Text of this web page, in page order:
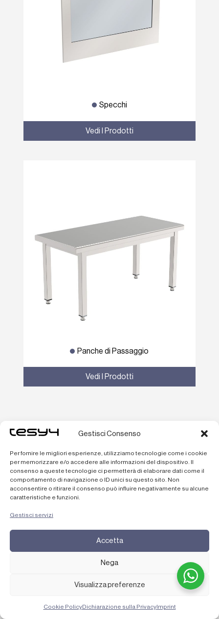
Gestisci Consenso
Per fornire le migliori esperienze, utilizziamo tecnologie come i cookie
per memorizzare e/o accedere alle informazioni del dispositivo. Il
consenso a queste tecnologie ci permetterà di elaborare dati come il
comportamento di navigazione o ID unici su questo sito. Non
acconsentire o ritirare il consenso può influire negativamente su alcune
caratteristiche e funzioni.
Gestisci servizi
Accetta
Nega
Visualizza preferenze
Cookie PolicyDichiarazione sulla PrivacyImprint
Specchi
Vedi I Prodotti
Panche di Passaggio
Vedi I Prodotti
TAVOLO DI SPERLATURA